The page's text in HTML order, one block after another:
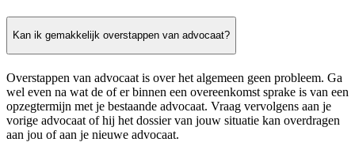
Kan ik gemakkelijk overstappen van advocaat?
Overstappen van advocaat is over het algemeen geen probleem. Ga
wel even na wat de of er binnen een overeenkomst sprake is van een
opzegtermijn met je bestaande advocaat. Vraag vervolgens aan je
vorige advocaat of hij het dossier van jouw situatie kan overdragen
aan jou of aan je nieuwe advocaat.